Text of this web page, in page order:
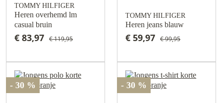
TOMMY HILFIGER
Heren overhemd lm
casual bruin
€ 83,97 € 119,95
TOMMY HILFIGER
Heren jeans blauw
€ 59,97 € 99,95
- 30 % - 30 %